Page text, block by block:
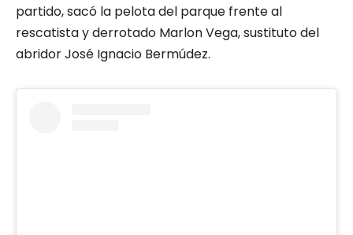
partido, sacó la pelota del parque frente al
rescatista y derrotado Marlon Vega, sustituto del
abridor José Ignacio Bermúdez.